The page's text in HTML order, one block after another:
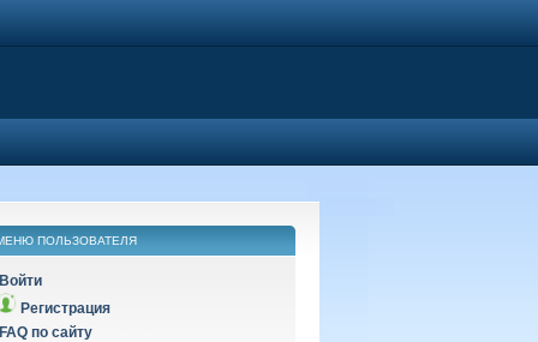
ПОЛЬЗОВАТЕЛЯ
Войти
Регистрация
FAQ по сайту